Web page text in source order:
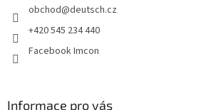
obchod@deutsch.cz
+420 545 234 440
Facebook Imcon
Informace pro vás